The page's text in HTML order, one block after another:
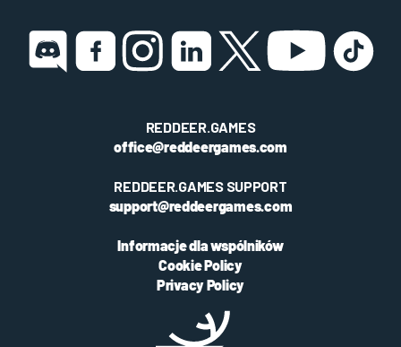
REDDEER.GAMES
office@reddeergames.com
REDDEER.GAMES SUPPORT
support@reddeergames.com
Informacje dla wspólników
Cookie Policy
Privacy Policy